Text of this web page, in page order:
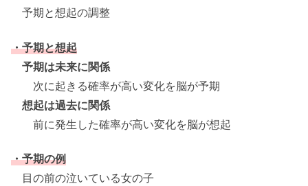
予期と想起の調整
・予期と想起
予期は未来に関係
次に起きる確率が高い変化を脳が予期
想起は過去に関係
前に発生した確率が高い変化を脳が想起
・予期の例
目の前の泣いている女の子